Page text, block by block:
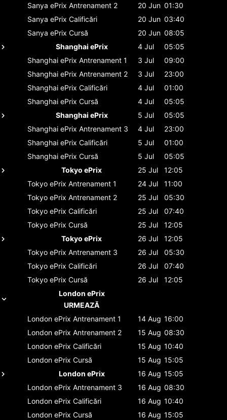
Sanya ePrix Antrenament 2 20 Jun 01:30
Sanya ePrix Calificări 20 Jun 03:40
Sanya ePrix Cursă 20 Jun 08:05
Shanghai ePrix
4 Jul
05:05
Shanghai ePrix Antrenament 1 3 Jul
09:00
Shanghai ePrix Antrenament 2 3 Jul
23:00
Shanghai ePrix Calificări 4 Jul
01:00
Shanghai ePrix Cursă 4 Jul
05:05
Shanghai ePrix
5 Jul
05:05
Shanghai ePrix Antrenament 3 4 Jul
23:00
Shanghai ePrix Calificări 5 Jul
01:00
Shanghai ePrix Cursă 5 Jul
05:05
Tokyo ePrix
25 Jul
12:05
Tokyo ePrix Antrenament 1 24 Jul
11:00
Tokyo ePrix Antrenament 2 25 Jul
05:30
Tokyo ePrix Calificări 25 Jul
07:40
Tokyo ePrix Cursă 25 Jul
12:05
Tokyo ePrix
26 Jul
12:05
Tokyo ePrix Antrenament 3 26 Jul
05:30
Tokyo ePrix Calificări 26 Jul
07:40
Tokyo ePrix Cursă 26 Jul
12:05
London ePrix
URMEAZĂ
London ePrix Antrenament 1 14 Aug 16:00
London ePrix Antrenament 2 15 Aug 08:30
London ePrix Calificări 15 Aug 10:40
London ePrix Cursă 15 Aug 15:05
London ePrix
16 Aug 15:05
London ePrix Antrenament 3 16 Aug 08:30
London ePrix Calificări 16 Aug 10:40
London ePrix Cursă 16 Aug 15:05